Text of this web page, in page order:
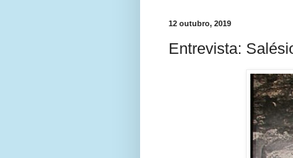
12 outubro, 2019
Entrevista: